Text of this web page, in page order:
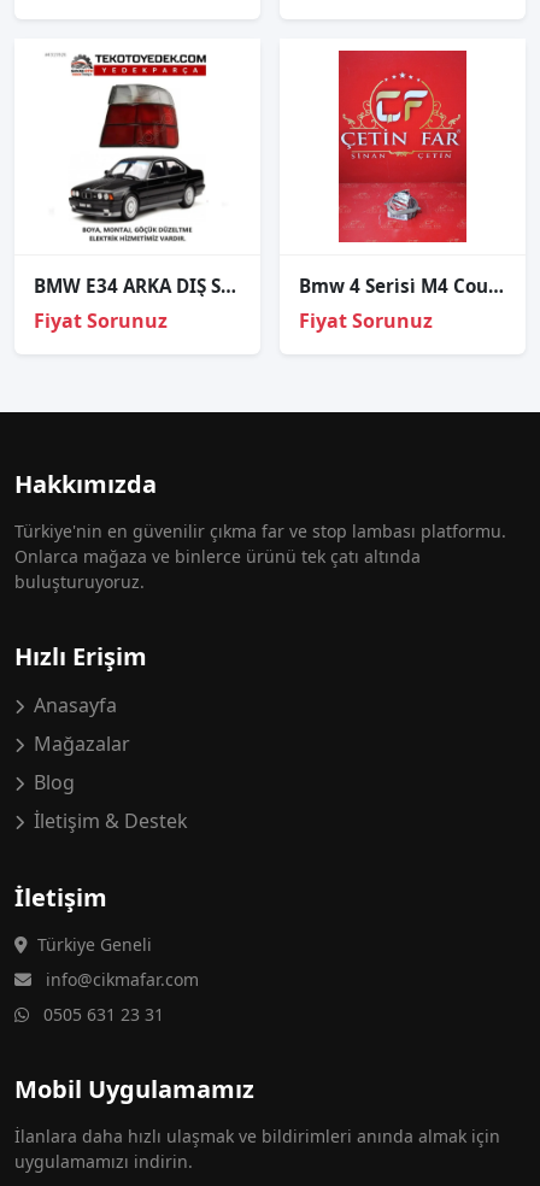
BMW E34 ARKA DIŞ STOP SAĞ SOL 1988 VE ÜZERİ / KAMPANYA
Fiyat Sorunuz
Bmw 4 Seri̇si̇ M4 Coupe Sağ Yolcu Led Köşe Işik Modülü
Fiyat Sorunuz
Hakkımızda
Türkiye'nin en güvenilir çıkma far ve stop lambası platformu.
Onlarca mağaza ve binlerce ürünü tek çatı altında
buluşturuyoruz.
Hızlı Erişim
Anasayfa
Mağazalar
Blog
İletişim & Destek
İletişim
Türkiye Geneli
info@cikmafar.com
0505 631 23 31
Mobil Uygulamamız
İlanlara daha hızlı ulaşmak ve bildirimleri anında almak için
uygulamamızı indirin.